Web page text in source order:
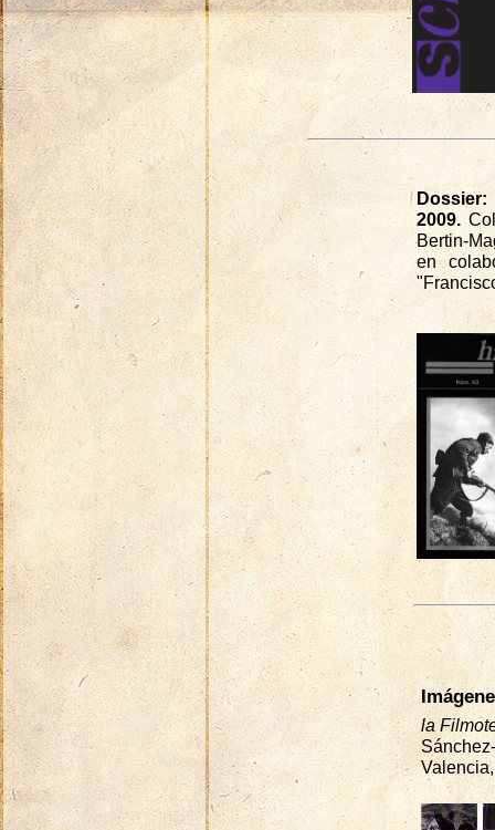
2009.
Bertin-
en
la